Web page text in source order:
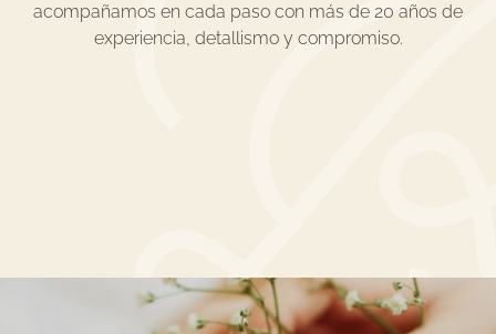
acompañamos en cada paso con más de 20 años de
experiencia, detallismo y compromiso.